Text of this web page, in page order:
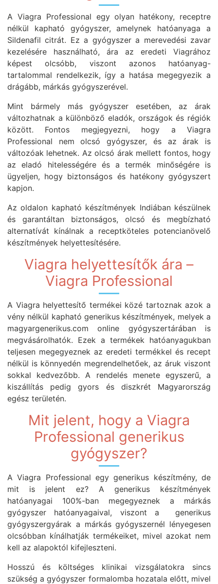
A Viagra Professional egy olyan hatékony, receptre
nélkül kapható gyógyszer, amelynek hatóanyaga a
Sildenafil citrát. Ez a gyógyszer a merevedési zavar
kezelésére használható, ára az eredeti Viagrához
képest olcsóbb, viszont azonos hatóanyag-
tartalommal rendelkezik, így a hatása megegyezik a
drágább, márkás gyógyszerével.
Mint bármely más gyógyszer esetében, az árak
változhatnak a különböző eladók, országok és régiók
között. Fontos megjegyezni, hogy a Viagra
Professional nem olcsó gyógyszer, és az árak is
változóak lehetnek. Az olcsó árak mellett fontos, hogy
az eladó hitelességére és a termék minőségére is
ügyeljen, hogy biztonságos és hatékony gyógyszert
kapjon.
Az oldalon kapható készítmények Indiában készülnek
és garantáltan biztonságos, olcsó és megbízható
alternatívát kínálnak a receptköteles potencianövelő
készítmények helyettesítésére.
Viagra helyettesítők ára –
Viagra Professional
A Viagra helyettesítő termékei közé tartoznak azok a
vény nélkül kapható generikus készítmények, melyek a
magyargenerikus.com online gyógyszertárában is
megvásárolhatók. Ezek a termékek hatóanyagukban
teljesen megegyeznek az eredeti termékkel és recept
nélkül is könnyedén megrendelhetőek, az áruk viszont
sokkal kedvezőbb. A rendelés menete egyszerű, a
kiszállítás pedig gyors és diszkrét Magyarország
egész területén.
Mit jelent, hogy a Viagra
Professional generikus
gyógyszer?
A Viagra Professional egy generikus készítmény, de
mit is jelent ez? A generikus készítmények
hatóanyagai 100%-ban megegyeznek a márkás
gyógyszer hatóanyagaival, viszont a generikus
gyógyszergyárak a márkás gyógyszernél lényegesen
olcsóbban kínálhatják termékeiket, mivel azokat nem
kell az alapoktól kifejleszteni.
Hosszú és költséges klinikai vizsgálatokra sincs
szükség a gyógyszer formalomba hozatala előtt, mivel